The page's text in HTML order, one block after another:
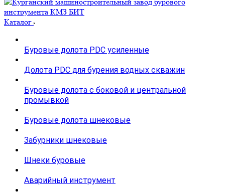
Каталог
Буровые долота PDC усиленные
Долота PDC для бурения водных скважин
Буровые долота с бoковой и центральной
промывкой
Буровые долота шнековые
Забурники шнековые
Шнеки буровые
Аварийный инструмент